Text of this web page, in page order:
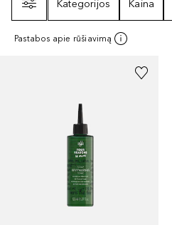
Kategorijos
Kaina
Pastabos apie rūšiavimą